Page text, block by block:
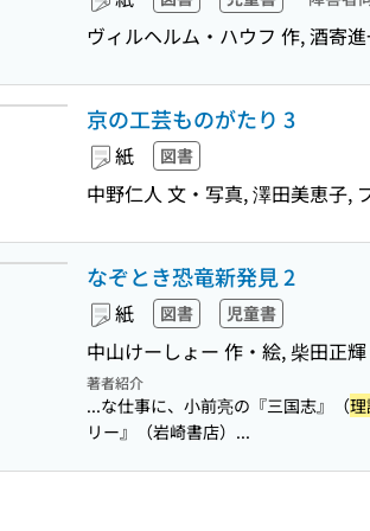
ヴィルヘルム・ハウフ 作, 酒寄
京の工芸ものがたり 3
紙 図書
中野仁人 文・写真, 澤田美恵子,
なぞとき恐竜新発見 2
紙 図書 児童書
中山けーしょー 作・絵, 柴田正
著者紹介
...な仕事に、小前亮の『三国志』（
リー』（岩崎書店）...